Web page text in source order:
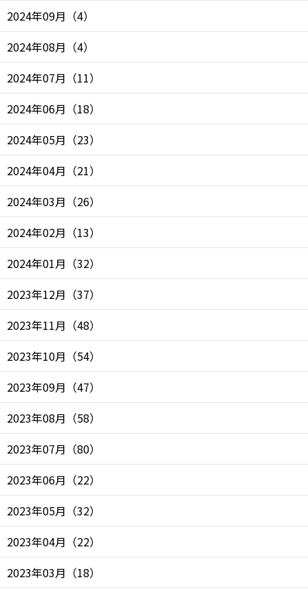
2024年09月 （4）
2024年08月 （4）
2024年07月 （11）
2024年06月 （18）
2024年05月 （23）
2024年04月 （21）
2024年03月 （26）
2024年02月 （13）
2024年01月 （32）
2023年12月 （37）
2023年11月 （48）
2023年10月 （54）
2023年09月 （47）
2023年08月 （58）
2023年07月 （80）
2023年06月 （22）
2023年05月 （32）
2023年04月 （22）
2023年03月 （18）